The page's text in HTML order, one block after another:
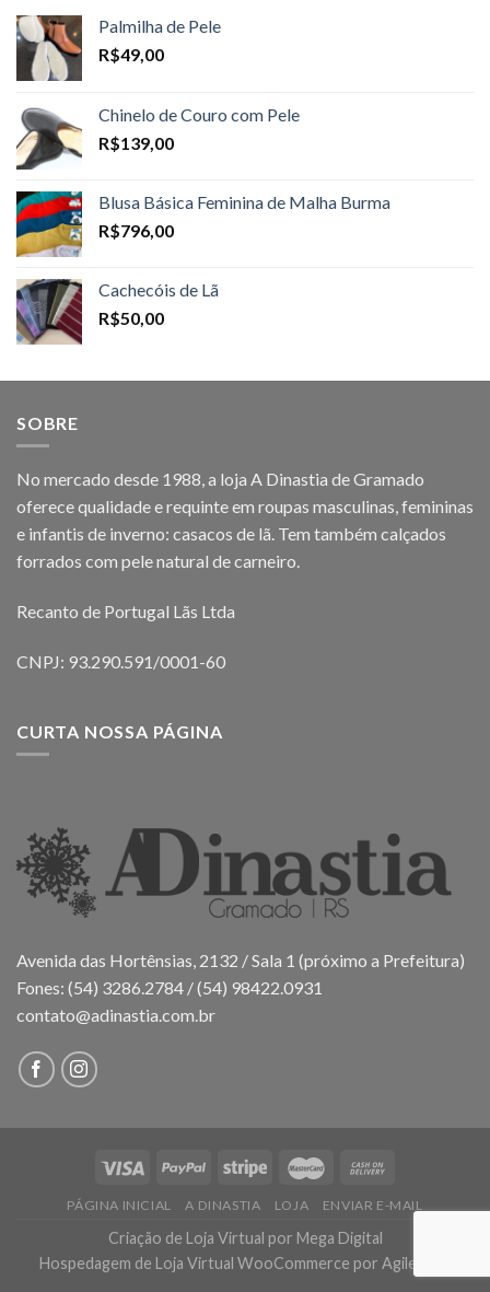
Palmilha de Pele
R$49,00
Chinelo de Couro com Pele
R$139,00
Blusa Básica Feminina de Malha Burma
R$796,00
Cachecóis de Lã
R$50,00
SOBRE
No mercado desde 1988, a loja A Dinastia de Gramado
oferece qualidade e requinte em roupas masculinas, femininas
e infantis de inverno: casacos de lã. Tem também calçados
forrados com pele natural de carneiro.
Recanto de Portugal Lãs Ltda
CNPJ: 93.290.591/0001-60
CURTA NOSSA PÁGINA
Avenida das Hortênsias, 2132 / Sala 1 (próximo a Prefeitura)
Fones: (54) 3286.2784 / (54) 98422.0931
contato@adinastia.com.br
PÁGINA INICIAL A DINASTIA LOJA ENVIAR E-MAIL
Criação de Loja Virtual por Mega Digital
Hospedagem de Loja Virtual WooCommerce por AgileHost